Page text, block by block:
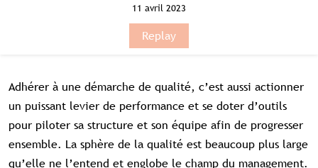
Replay
11 avril 2023
Adhérer à une démarche de qualité, c’est aussi actionner
un puissant levier de performance et se doter d’outils
pour piloter sa structure et son équipe afin de progresser
ensemble. La sphère de la qualité est beaucoup plus large
qu’elle ne l’entend et englobe le champ du management.